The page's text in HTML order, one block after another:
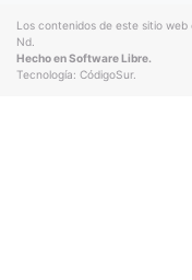
Los contenidos de este sitio web
Nd
Hecho en Software Libre.
Tecnología: CódigoSur.